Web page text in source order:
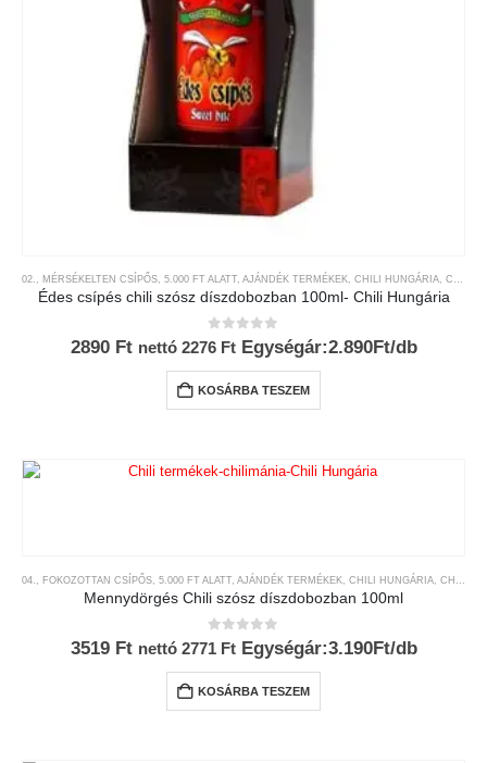
02., MÉRSÉKELTEN CSÍPŐS, 5.000 FT ALATT, AJÁNDÉK TERMÉKEK, CHILI HUNGÁRIA, CHILI SZÓSZOK ÉS KRÉMEK
Édes csípés chili szósz díszdobozban 100ml- Chili Hungária
0 az 5-ből
2890 Ft nettó 2276 Ft Egységár:2.890Ft/db
KOSÁRBA TESZEM
04., FOKOZOTTAN CSÍPŐS, 5.000 FT ALATT, AJÁNDÉK TERMÉKEK, CHILI HUNGÁRIA, CHILI SZÓSZOK ÉS KRÉMEK
Mennydörgés Chili szósz díszdobozban 100ml
0 az 5-ből
3519 Ft nettó 2771 Ft Egységár:3.190Ft/db
KOSÁRBA TESZEM